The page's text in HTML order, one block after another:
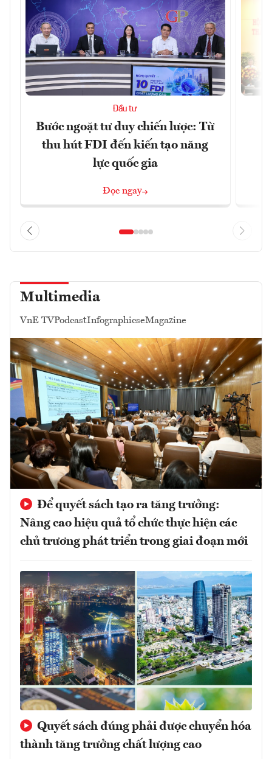
Đầu tư
Bước ngoặt tư duy chiến lược: Từ
thu hút FDI đến kiến tạo năng
lực quốc gia
Đọc ngay
Multimedia
VnE TVPodcastInfographicseMagazine
Để quyết sách tạo ra tăng trưởng:
Nâng cao hiệu quả tổ chức thực hiện các
chủ trương phát triển trong giai đoạn mới
Quyết sách đúng phải được chuyển hóa
thành tăng trưởng chất lượng cao